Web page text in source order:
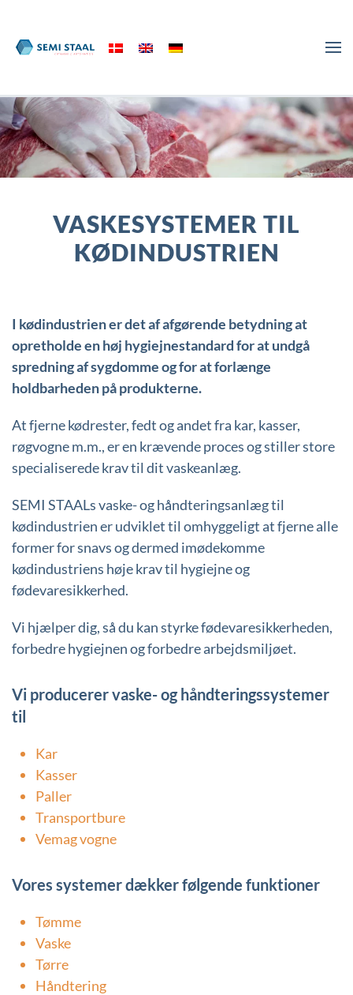
Skip to main content
VASKESYSTEMER TIL
KØDINDUSTRIEN
I kødindustrien er det af afgørende betydning at
opretholde en høj hygiejnestandard for at undgå
spredning af sygdomme og for at forlænge
holdbarheden på produkterne.
At fjerne kødrester, fedt og andet fra kar, kasser,
røgvogne m.m., er en krævende proces og stiller store
specialiserede krav til dit vaskeanlæg.
SEMI STAALs vaske- og håndteringsanlæg til
kødindustrien er udviklet til omhyggeligt at fjerne alle
former for snavs og dermed imødekomme
kødindustriens høje krav til hygiejne og
fødevaresikkerhed.
Vi hjælper dig, så du kan styrke fødevaresikkerheden,
forbedre hygiejnen og forbedre arbejdsmiljøet.
Vi producerer vaske- og håndteringssystemer
til
Kar
Kasser
Paller
Transportbure
Vemag vogne
Vores systemer dækker følgende funktioner
Tømme
Vaske
Tørre
Håndtering